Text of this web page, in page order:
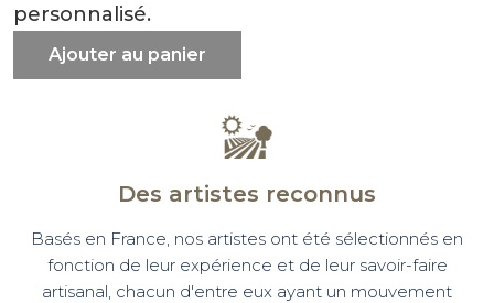
personnalisé.
Ajouter au panier
Des artistes reconnus
Basés en France, nos artistes ont été sélectionnés en
fonction de leur expérience et de leur savoir-faire
artisanal, chacun d'entre eux ayant un mouvement